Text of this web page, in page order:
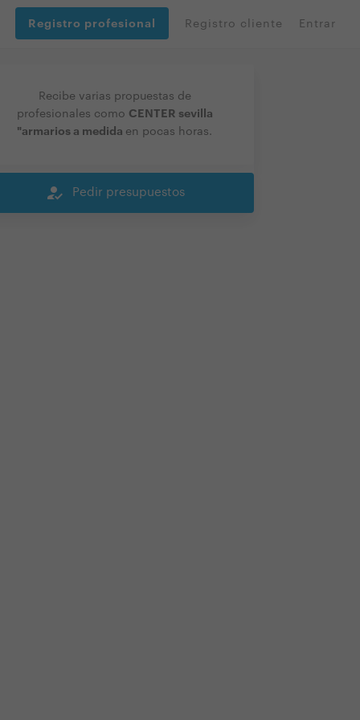
Registro profesional Registro cliente Entrar
Recibe varias propuestas de
profesionales como CENTER sevilla
"armarios a medida en pocas horas.
how_to_reg Pedir presupuestos